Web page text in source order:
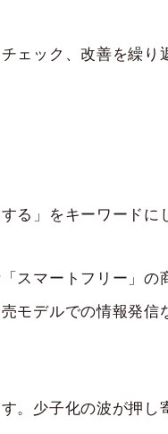
ェック、改善を繰り
る」をキーワードに
スマートフリー」の
モデルでの情報発信
。少子化の波が押し